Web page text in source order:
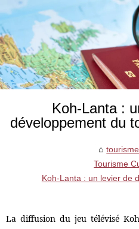
Koh-Lanta :
développement du
Tourisme
Koh-Lanta : un levier de
La diffusion du jeu télévisé